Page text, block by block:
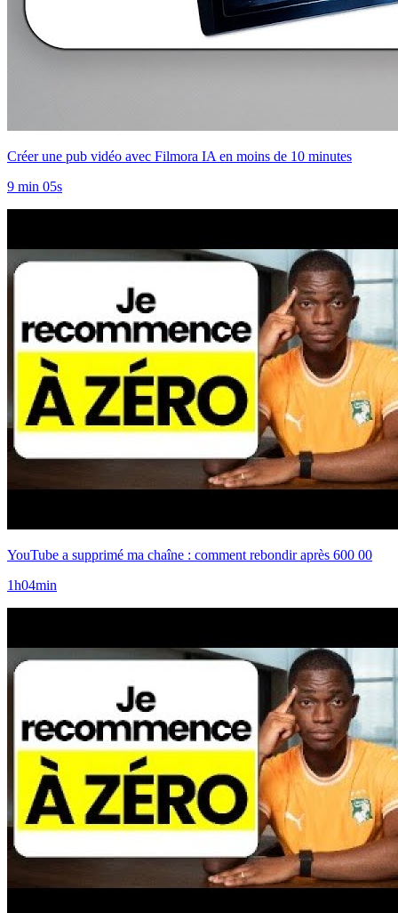
Créer une pub vidéo avec Filmora IA en moins de 10 minutes
9 min 05s
YouTube a supprimé ma chaîne : comment rebondir après 600 00
1h04min